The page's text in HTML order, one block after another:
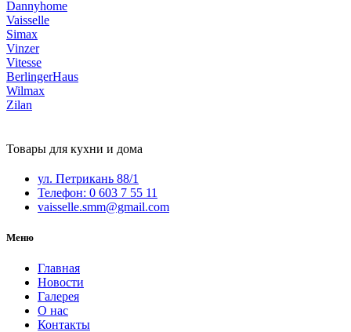
Dannyhome
Vaisselle
Simax
Vinzer
Vitesse
BerlingerHaus
Wilmax
Zilan
Товары для кухни и дома
ул. Петрикань 88/1
Телефон: 0 603 7 55 11
vaisselle.smm@gmail.com
Меню
Главная
Новости
Галерея
О нас
Контакты